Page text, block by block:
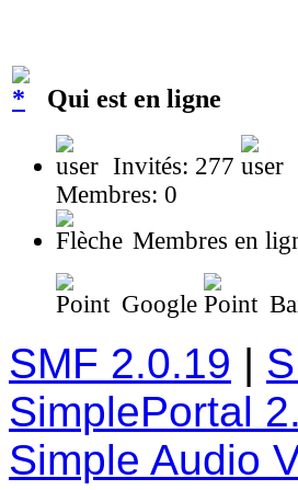
Qui est en ligne
Invités: 277
Membres: 0
Membres en
Google
SMF 2.0.19 |
SimplePortal
Simple Audio